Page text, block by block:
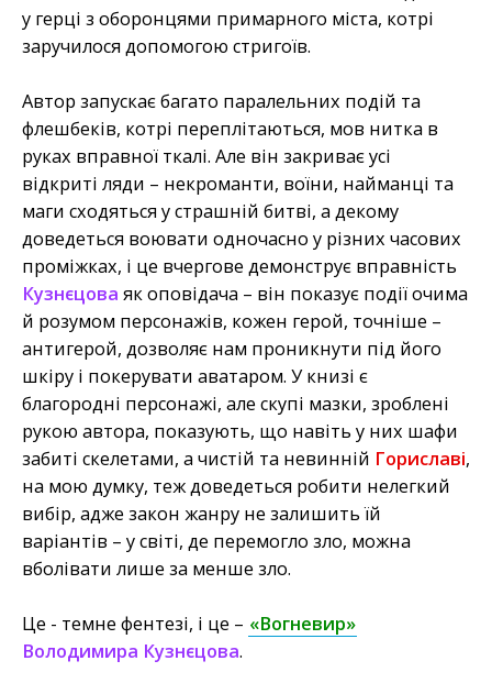
у герці з оборонцями примарного міста, котрі
заручилося допомогою стригоїв.
Автор запускає багато паралельних подій та
флешбеків, котрі переплітаються, мов нитка в
руках вправної ткалі. Але він закриває усі
відкриті ляди – некроманти, воїни, найманці та
маги сходяться у страшній битві, а декому
доведеться воювати одночасно у різних часових
проміжках, і це вчергове демонструє вправність
Кузнєцова як оповідача – він показує події очима
й розумом персонажів, кожен герой, точніше –
антигерой, дозволяє нам проникнути під його
шкіру і покерувати аватаром. У книзі є
благородні персонажі, але скупі мазки, зроблені
рукою автора, показують, що навіть у них шафи
забиті скелетами, а чистій та невинній Гориславі,
на мою думку, теж доведеться робити нелегкий
вибір, адже закон жанру не залишить їй
варіантів – у світі, де перемогло зло, можна
вболівати лише за менше зло.
Це - темне фентезі, і це – «Вогневир»
Володимира Кузнєцова.